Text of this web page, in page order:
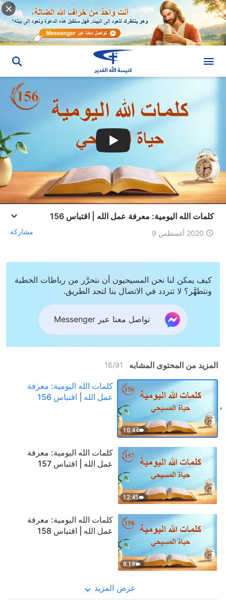
كلمات الله اليومية: معرفة عمل الله | اقتباس 156
2020 أغسطس 9 مشاركة
كيف يمكن لنا نحن المسيحيون أن نتحرَّر من رباطات الخطية
ونتطهَّر؟ لا تتردد في الاتصال بنا لتجد الطريق.
تواصل معنا عبر Messenger
المزيد من المحتوى المشابه 16/91
10:44
كلمات الله اليومية: معرفة
عمل الله | اقتباس 156
12:45
كلمات الله اليومية: معرفة
عمل الله | اقتباس 157
8:19
كلمات الله اليومية: معرفة
عمل الله | اقتباس 158
عرض المزيد